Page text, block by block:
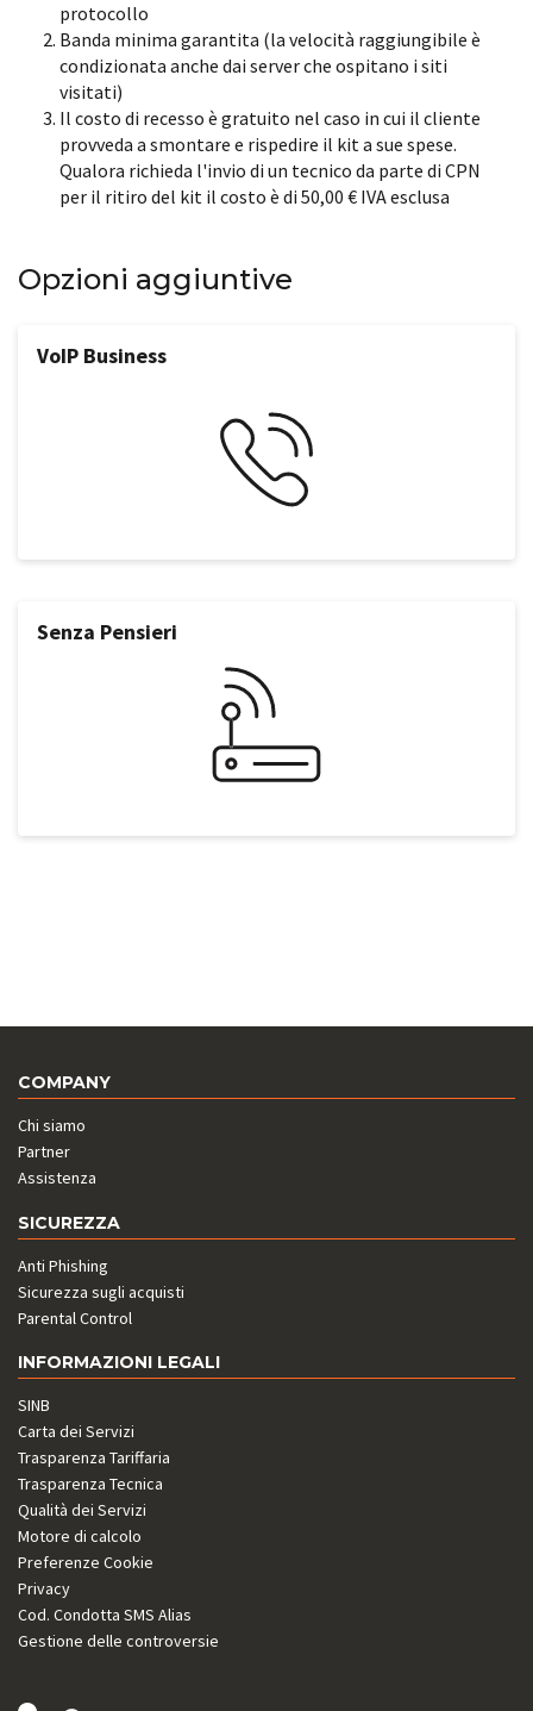
protocollo
Banda minima garantita (la velocità raggiungibile è
condizionata anche dai server che ospitano i siti
visitati)
Il costo di recesso è gratuito nel caso in cui il cliente
provveda a smontare e rispedire il kit a sue spese.
Qualora richieda l'invio di un tecnico da parte di CPN
per il ritiro del kit il costo è di 50,00 € IVA esclusa
Opzioni aggiuntive
VoIP Business
Senza Pensieri
COMPANY
Chi siamo
Partner
Assistenza
SICUREZZA
Anti Phishing
Sicurezza sugli acquisti
Parental Control
INFORMAZIONI LEGALI
SINB
Carta dei Servizi
Trasparenza Tariffaria
Trasparenza Tecnica
Qualità dei Servizi
Motore di calcolo
Preferenze Cookie
Privacy
Cod. Condotta SMS Alias
Gestione delle controversie